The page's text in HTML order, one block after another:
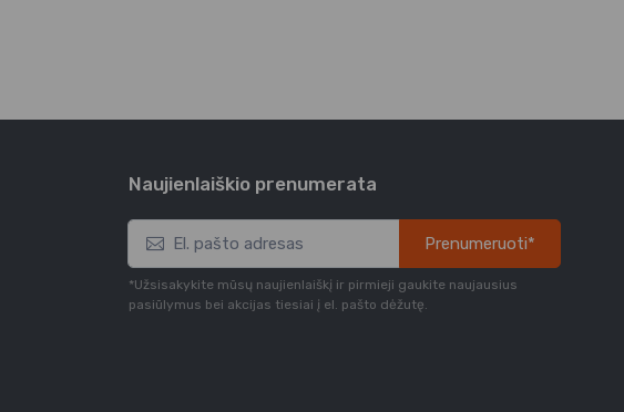
Naujienlaiškio prenumerata
Prenumeruoti*
*Užsisakykite mūsų naujienlaiškį ir pirmieji gaukite naujausius
pasiūlymus bei akcijas tiesiai į el. pašto dėžutę.